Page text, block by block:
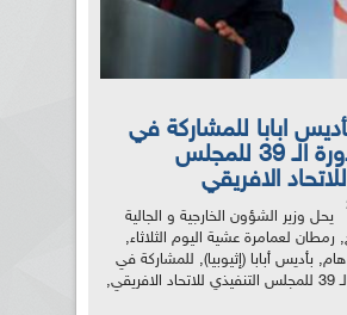
ابابا للمشاركة في
أشغال الدورة الـ 39 للمجلس
الافريقي
يحل وزير الشؤون الخارجية و الجالية
رمطان لعمامرة عشية اليوم الثلاثاء,
بأديس أبابا (إثيوبيا), للمشاركة في
أشغال الدورة الـ 39 للمجلس التنفيذي للاتحاد الافريقي,